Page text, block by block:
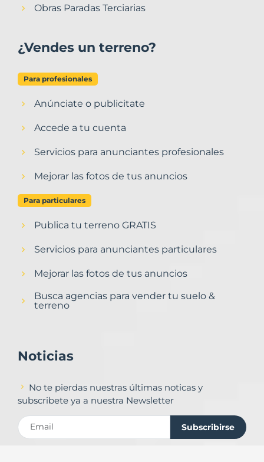
Obras Paradas Terciarias
¿Vendes un terreno?
Para profesionales
Anúnciate o publicitate
Accede a tu cuenta
Servicios para anunciantes profesionales
Mejorar las fotos de tus anuncios
Para particulares
Publica tu terreno GRATIS
Servicios para anunciantes particulares
Mejorar las fotos de tus anuncios
Busca agencias para vender tu suelo &
terreno
Noticias
No te pierdas nuestras últimas noticas y
subscribete ya a nuestra Newsletter
Subscribirse